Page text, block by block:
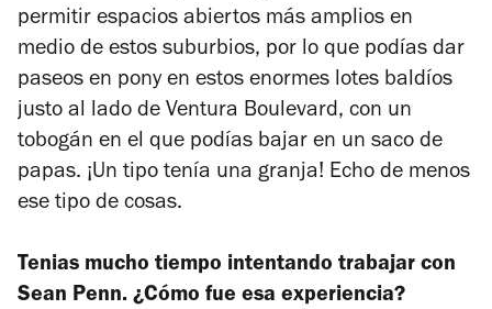
permitir espacios abiertos más amplios en
medio de estos suburbios, por lo que podías dar
paseos en pony en estos enormes lotes baldíos
justo al lado de Ventura Boulevard, con un
tobogán en el que podías bajar en un saco de
papas. ¡Un tipo tenía una granja! Echo de menos
ese tipo de cosas.
Tenias mucho tiempo intentando trabajar con
Sean Penn. ¿Cómo fue esa experiencia?